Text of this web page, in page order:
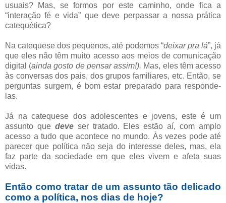
usuais? Mas, se formos por este caminho, onde fica a
“interação fé e vida” que deve perpassar a nossa prática
catequética?
Na catequese dos pequenos, até podemos “deixar pra lá”, já
que eles não têm muito acesso aos meios de comunicação
digital (ainda gosto de pensar assim!). Mas, eles têm acesso
às conversas dos pais, dos grupos familiares, etc. Então, se
perguntas surgem, é bom estar preparado para responde-
las.
Já na catequese dos adolescentes e jovens, este é um
assunto que deve ser tratado. Eles estão aí, com amplo
acesso a tudo que acontece no mundo. Às vezes pode até
parecer que política não seja do interesse deles, mas, ela
faz parte da sociedade em que eles vivem e afeta suas
vidas.
Então como tratar de um assunto tão delicado
como a política, nos dias de hoje?